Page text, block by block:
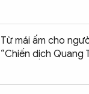
Từ mái ấm cho
“Chiến dịch Quang